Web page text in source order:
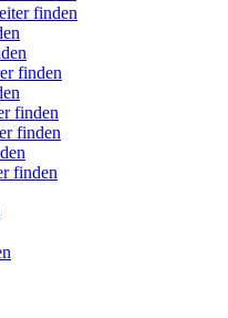
finden
finden
finden
finden
finden